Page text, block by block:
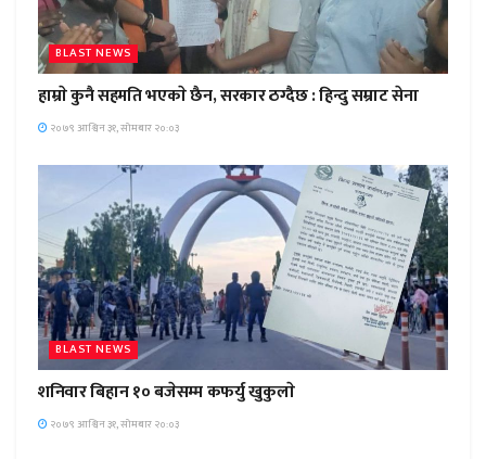
BLAST NEWS
हाम्राे कुनै सहमति भएकाे छैन, सरकार ठग्दैछ : हिन्दु सम्राट सेना
२०७९ आश्विन ३१, सोमबार २०:०३
BLAST NEWS
शनिवार बिहान १० बजेसम्म कफर्यु खुकुलाे
२०७९ आश्विन ३१, सोमबार २०:०३